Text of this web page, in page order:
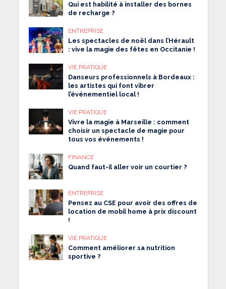
Qui est habilité à installer des bornes
de recharge ?
ENTREPRISE
Les spectacles de noël dans l’Hérault
: vive la magie des fêtes en Occitanie !
VIE PRATIQUE
Danseurs professionnels à Bordeaux :
les artistes qui font vibrer
l’événementiel local !
VIE PRATIQUE
Vivre la magie à Marseille : comment
choisir un spectacle de magie pour
tous vos événements !
FINANCE
Quand faut-il aller voir un courtier ?
ENTREPRISE
Pensez au CSE pour avoir des offres de
location de mobil home à prix discount
!
VIE PRATIQUE
Comment améliorer sa nutrition
sportive ?